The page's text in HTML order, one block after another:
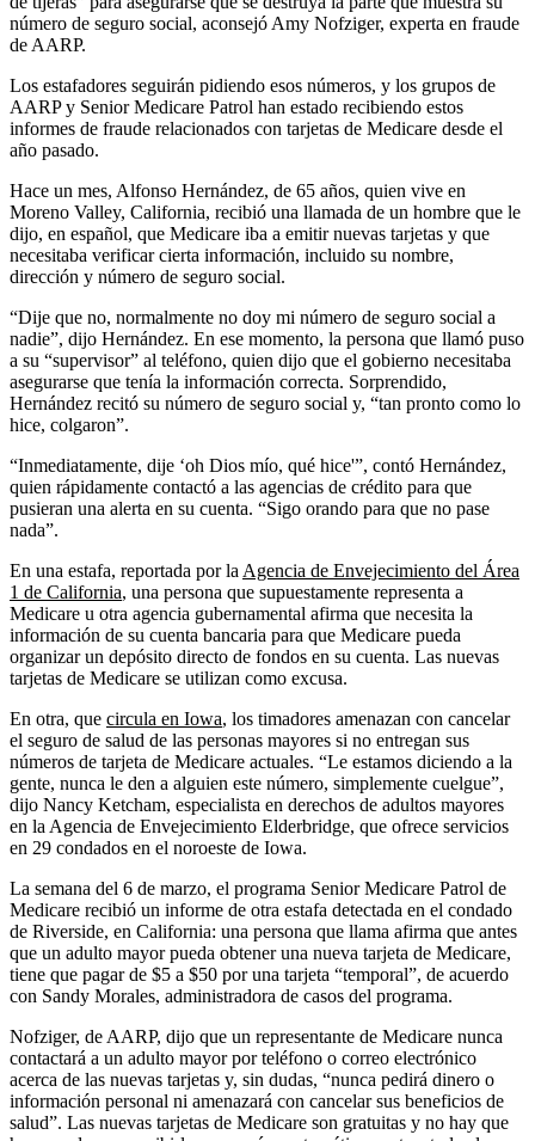
número de seguro social, aconsejó Amy Nofziger, experta en fraude
de AARP.
Los estafadores seguirán pidiendo esos números, y los grupos de
AARP y Senior Medicare Patrol han estado recibiendo estos
informes de fraude relacionados con tarjetas de Medicare desde el
año pasado.
Hace un mes, Alfonso Hernández, de 65 años, quien vive en
Moreno Valley, California, recibió una llamada de un hombre que le
dijo, en español, que Medicare iba a emitir nuevas tarjetas y que
necesitaba verificar cierta información, incluido su nombre,
dirección y número de seguro social.
“Dije que no, normalmente no doy mi número de seguro social a
nadie”, dijo Hernández. En ese momento, la persona que llamó puso
a su “supervisor” al teléfono, quien dijo que el gobierno necesitaba
asegurarse que tenía la información correcta. Sorprendido,
Hernández recitó su número de seguro social y, “tan pronto como lo
hice, colgaron”.
“Inmediatamente, dije ‘oh Dios mío, qué hice'”, contó Hernández,
quien rápidamente contactó a las agencias de crédito para que
pusieran una alerta en su cuenta. “Sigo orando para que no pase
nada”.
En una estafa, reportada por la Agencia de Envejecimiento del Área
1 de California, una persona que supuestamente representa a
Medicare u otra agencia gubernamental afirma que necesita la
información de su cuenta bancaria para que Medicare pueda
organizar un depósito directo de fondos en su cuenta. Las nuevas
tarjetas de Medicare se utilizan como excusa.
En otra, que circula en Iowa, los timadores amenazan con cancelar
el seguro de salud de las personas mayores si no entregan sus
números de tarjeta de Medicare actuales. “Le estamos diciendo a la
gente, nunca le den a alguien este número, simplemente cuelgue”,
dijo Nancy Ketcham, especialista en derechos de adultos mayores
en la Agencia de Envejecimiento Elderbridge, que ofrece servicios
en 29 condados en el noroeste de Iowa.
La semana del 6 de marzo, el programa Senior Medicare Patrol de
Medicare recibió un informe de otra estafa detectada en el condado
de Riverside, en California: una persona que llama afirma que antes
que un adulto mayor pueda obtener una nueva tarjeta de Medicare,
tiene que pagar de $5 a $50 por una tarjeta “temporal”, de acuerdo
con Sandy Morales, administradora de casos del programa.
Nofziger, de AARP, dijo que un representante de Medicare nunca
contactará a un adulto mayor por teléfono o correo electrónico
acerca de las nuevas tarjetas y, sin dudas, “nunca pedirá dinero o
información personal ni amenazará con cancelar sus beneficios de
salud”. Las nuevas tarjetas de Medicare son gratuitas y no hay que